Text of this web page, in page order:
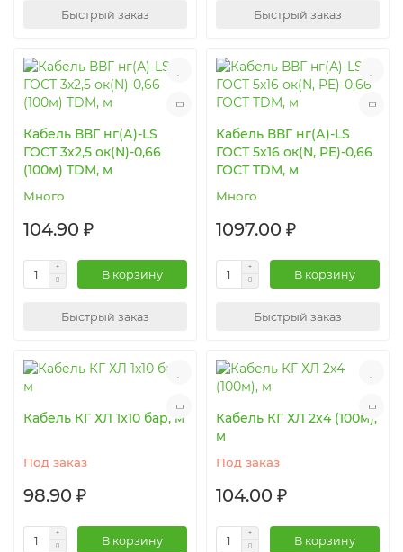
Быстрый заказ Быстрый заказ
Кабель ВВГ нг(А)-LS
ГОСТ 3х2,5 ок(N)-0,66
(100м) TDM, м
Много
104.90 ₽
В корзину
Быстрый заказ
Кабель ВВГ нг(А)-LS
ГОСТ 5х16 ок(N, PE)-0,66
ГОСТ TDM, м
Много
1097.00 ₽
В корзину
Быстрый заказ
Кабель КГ ХЛ 1x10 бар, м
Под заказ
98.90 ₽
В корзину
Кабель КГ ХЛ 2x4 (100м),
м
Под заказ
104.00 ₽
В корзину